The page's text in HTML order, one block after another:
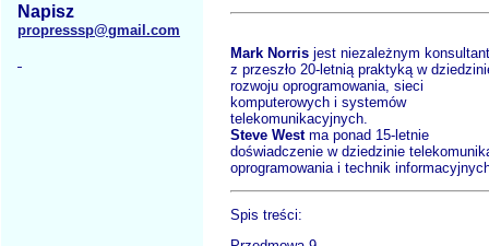
Napisz
propresssp@gmail.com
Mark Norris jest niezależnym
z przeszło 20-letnią praktyką w
rozwoju oprogramowania, sieci
komputerowych i systemów
telekomunikacyjnych.
Steve West ma ponad 15-letnie
doświadczenie w dziedzinie
oprogramowania i technik
Spis treści: